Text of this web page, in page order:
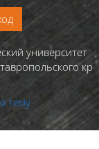
университет
тему